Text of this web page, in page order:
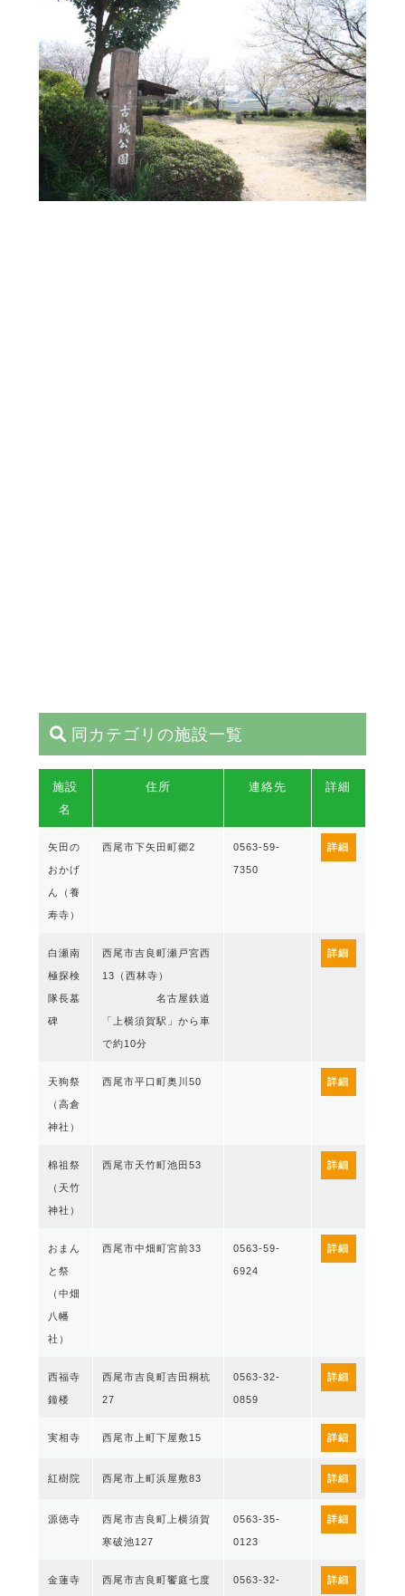
同カテゴリの施設一覧
施設
名
住所 連絡先 詳細
矢田の
おかげ
ん（養
寿寺）
西尾市下矢田町郷2 0563-59-
7350
詳細
白瀬南
極探検
隊長墓
碑
西尾市吉良町瀬戸宮西
13（西林寺）
名古屋鉄道
「上横須賀駅」から車
で約10分
詳細
天狗祭
（高倉
神社）
西尾市平口町奥川50 詳細
棉祖祭
（天竹
神社）
西尾市天竹町池田53 詳細
おまん
と祭
（中畑
八幡
社）
西尾市中畑町宮前33 0563-59-
6924
詳細
西福寺
鐘楼
西尾市吉良町吉田桐杭
27
0563-32-
0859
詳細
実相寺 西尾市上町下屋敷15 詳細
紅樹院 西尾市上町浜屋敷83 詳細
源徳寺 西尾市吉良町上横須賀
寒破池127
0563-35-
0123
詳細
金蓮寺 西尾市吉良町饗庭七度 0563-32- 詳細